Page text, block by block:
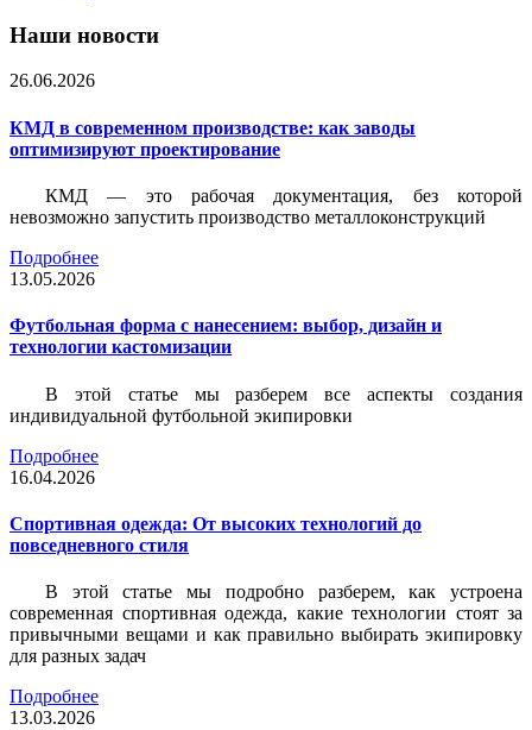
Наши новости
26.06.2026
КМД в современном производстве: как заводы
оптимизируют проектирование
КМД — это рабочая документация, без которой
невозможно запустить производство металлоконструкций
Подробнее
13.05.2026
Футбольная форма с нанесением: выбор, дизайн и
технологии кастомизации
В этой статье мы разберем все аспекты создания
индивидуальной футбольной экипировки
Подробнее
16.04.2026
Спортивная одежда: От высоких технологий до
повседневного стиля
В этой статье мы подробно разберем, как устроена
современная спортивная одежда, какие технологии стоят за
привычными вещами и как правильно выбирать экипировку
для разных задач
Подробнее
13.03.2026